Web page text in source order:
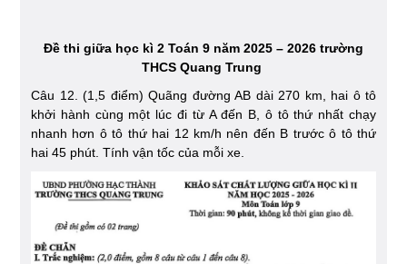
Đề thi giữa học kì 2 Toán 9 năm 2025 – 2026 trường
THCS Quang Trung
Câu 12. (1,5 điểm) Quãng đường AB dài 270 km, hai ô tô
khởi hành cùng một lúc đi từ A đến B, ô tô thứ nhất chạy
nhanh hơn ô tô thứ hai 12 km/h nên đến B trước ô tô thứ
hai 45 phút. Tính vận tốc của mỗi xe.